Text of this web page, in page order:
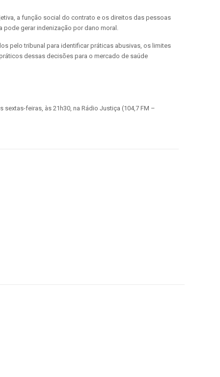
a função social do contrato e os direitos das pessoas
pode gerar indenização por dano moral.
pelo tribunal para identificar práticas abusivas, os limites
dessas decisões para o mercado de saúde
sextas-feiras, às 21h30, na Rádio Justiça (104,7 FM –